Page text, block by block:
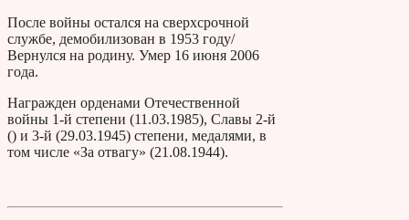
После войны остался на сверхсрочной
службе, демобилизован в 1953 году/
Вернулся на родину. Умер 16 июня 2006
года.
Награжден орденами Отечественной
войны 1-й степени (11.03.1985), Славы 2-й
() и 3-й (29.03.1945) степени, медалями, в
том числе «За отвагу» (21.08.1944).